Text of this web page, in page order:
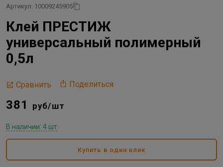
Артикул: 10009245905
Клей ПРЕСТИЖ
универсальный полимерный
0,5л
Сравнить Поделиться
381 руб/шт
В наличии: 4 шт
Купить в один клик